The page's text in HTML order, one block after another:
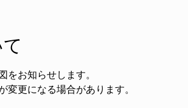
お知らせします。
変更になる場合があります。